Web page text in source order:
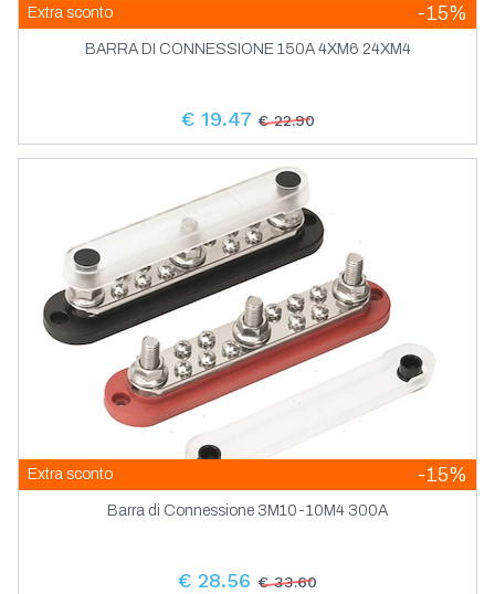
Extra sconto -15%
BARRA DI CONNESSIONE 150A 4XM6 24XM4
€ 19.47 € 22.90
Extra sconto -15%
Barra di Connessione 3M10-10M4 300A
€ 28.56 € 33.60